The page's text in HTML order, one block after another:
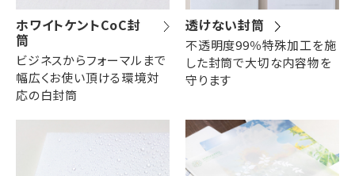
ホワイトケントCoC封
筒
ビジネスからフォーマルまで
幅広くお使い頂ける環境対
応の白封筒
透けない封筒
不透明度99％特殊加工を施
した封筒で大切な内容物を
守ります